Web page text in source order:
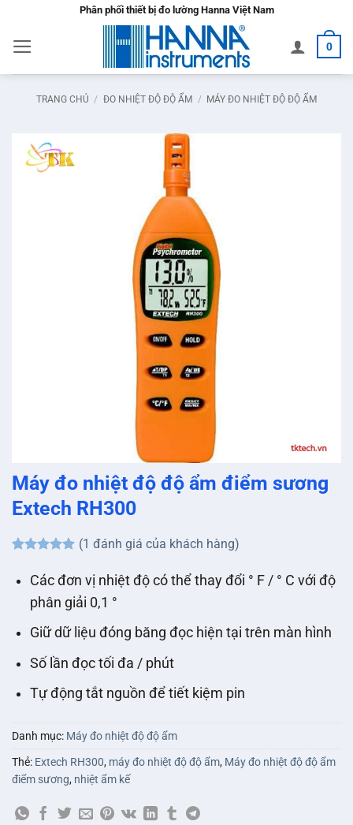
nội
dung
Phân phối thiết bị đo lường Hanna Việt Nam
0
TRANG CHỦ / ĐO NHIỆT ĐỘ ĐỘ ẨM / MÁY ĐO NHIỆT ĐỘ ĐỘ ẨM
Máy đo nhiệt độ độ ẩm điểm sương
Extech RH300
dựa trên
đánh giá
(1 đánh giá của khách hàng)
Các đơn vị nhiệt độ có thể thay đổi ° F / ° C với độ
phân giải 0,1 °
Giữ dữ liệu đóng băng đọc hiện tại trên màn hình
Số lần đọc tối đa / phút
Tự động tắt nguồn để tiết kiệm pin
Danh mục: Máy đo nhiệt độ độ ẩm
Thẻ: Extech RH300, máy đo nhiệt độ độ ẩm, Máy đo nhiệt độ độ ẩm
điểm sương, nhiệt ẩm kế